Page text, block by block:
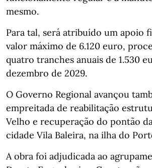
mesmo.
Para tal, será atribuído um apoio
valor máximo de 6.120 euro,
quatro tranches anuais de 1.530
dezembro de 2029.
O Governo Regional avançou
empreitada de reabilitação
Velho e recuperação do pontão
cidade Vila Baleira, na ilha do
A obra foi adjudicada ao